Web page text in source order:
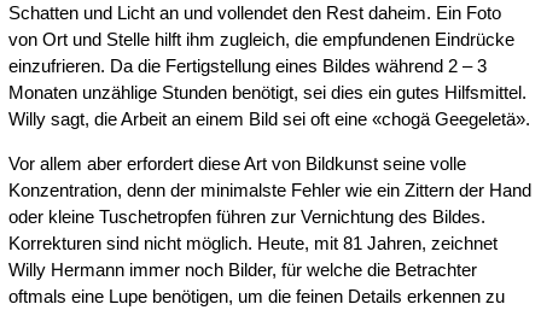
Schatten und Licht an und vollendet den Rest daheim. Ein Foto
von Ort und Stelle hilft ihm zugleich, die empfundenen Eindrücke
einzufrieren. Da die Fertigstellung eines Bildes während 2 – 3
Monaten unzählige Stunden benötigt, sei dies ein gutes Hilfsmittel.
Willy sagt, die Arbeit an einem Bild sei oft eine «chogä Geegeletä».
Vor allem aber erfordert diese Art von Bildkunst seine volle
Konzentration, denn der minimalste Fehler wie ein Zittern der Hand
oder kleine Tuschetropfen führen zur Vernichtung des Bildes.
Korrekturen sind nicht möglich. Heute, mit 81 Jahren, zeichnet
Willy Hermann immer noch Bilder, für welche die Betrachter
oftmals eine Lupe benötigen, um die feinen Details erkennen zu